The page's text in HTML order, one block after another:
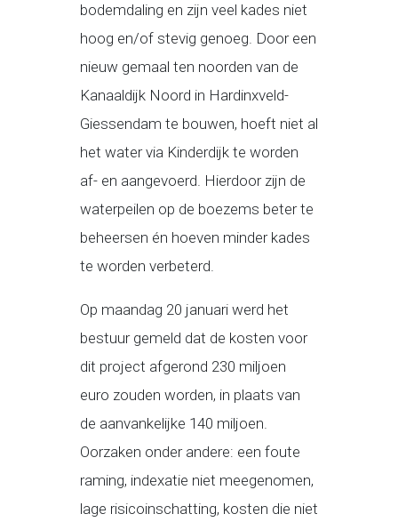
bodemdaling en zijn veel kades niet
hoog en/of stevig genoeg. Door een
nieuw gemaal ten noorden van de
Kanaaldijk Noord in Hardinxveld-
Giessendam te bouwen, hoeft niet al
het water via Kinderdijk te worden
af- en aangevoerd. Hierdoor zijn de
waterpeilen op de boezems beter te
beheersen én hoeven minder kades
te worden verbeterd.
Op maandag 20 januari werd het
bestuur gemeld dat de kosten voor
dit project afgerond 230 miljoen
euro zouden worden, in plaats van
de aanvankelijke 140 miljoen.
Oorzaken onder andere: een foute
raming, indexatie niet meegenomen,
lage risicoinschatting, kosten die niet